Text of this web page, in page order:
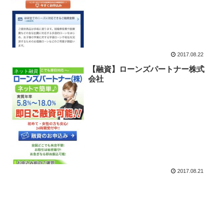
2017.08.22
ネット融資
【融資】ローンズパートナー株式
会社
2017.08.21